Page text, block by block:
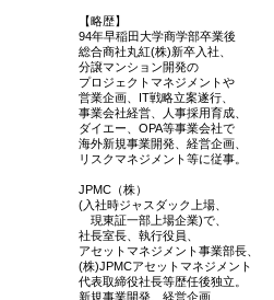
【略歴】
94年早稲田大学商学部卒業後
総合商社丸紅(株)新卒入社、
分譲マンション開発の
プロジェクトマネジメントや
営業企画、IT戦略立案遂行、
事業会社経営、人事採用育成、
ダイエー、OPA等事業会社で
海外新規事業開発、経営企画、
リスクマネジメント等に従事。
JPMC（株）
(入社時ジャスダック上場、
現東証一部上場企業)で、
社長室長、執行役員、
アセットマネジメント事業部長、
(株)JPMCアセットマネジメント
代表取締役社長等歴任後独立。
新規事業開発、経営企画、